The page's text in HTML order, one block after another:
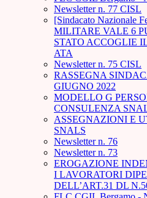
Newsletter n. 77 CISL
[Sindacato Nazionale
MILITARE VALE 6
STATO ACCOGLIE
ATA
Newsletter n. 75 CISL
RASSEGNA
GIUGNO 2022
MODELLO G
CONSULENZA
ASSEGNAZIONI E
SNALS
Newsletter n. 76
Newsletter n. 73
EROGAZIONE
I LAVORATORI
DELL’ART.31 DL